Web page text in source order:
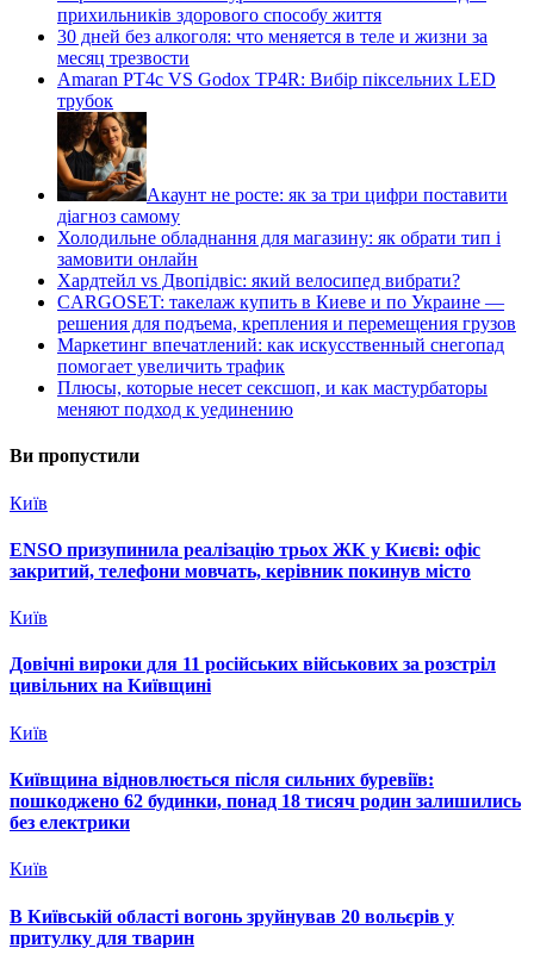
прихильників здорового способу життя
30 дней без алкоголя: что меняется в теле и жизни за
месяц трезвости
Amaran PT4c VS Godox TP4R: Вибір піксельних LED
трубок
Акаунт не росте: як за три цифри поставити
діагноз самому
Холодильне обладнання для магазину: як обрати тип і
замовити онлайн
Хардтейл vs Двопідвіс: який велосипед вибрати?
CARGOSET: такелаж купить в Киеве и по Украине —
решения для подъема, крепления и перемещения грузов
Маркетинг впечатлений: как искусственный снегопад
помогает увеличить трафик
Плюсы, которые несет сексшоп, и как мастурбаторы
меняют подход к уединению
Ви пропустили
Київ
ENSO призупинила реалізацію трьох ЖК у Києві: офіс
закритий, телефони мовчать, керівник покинув місто
Київ
Довічні вироки для 11 російських військових за розстріл
цивільних на Київщині
Київ
Київщина відновлюється після сильних буревіїв:
пошкоджено 62 будинки, понад 18 тисяч родин залишились
без електрики
Київ
В Київській області вогонь зруйнував 20 вольєрів у
притулку для тварин